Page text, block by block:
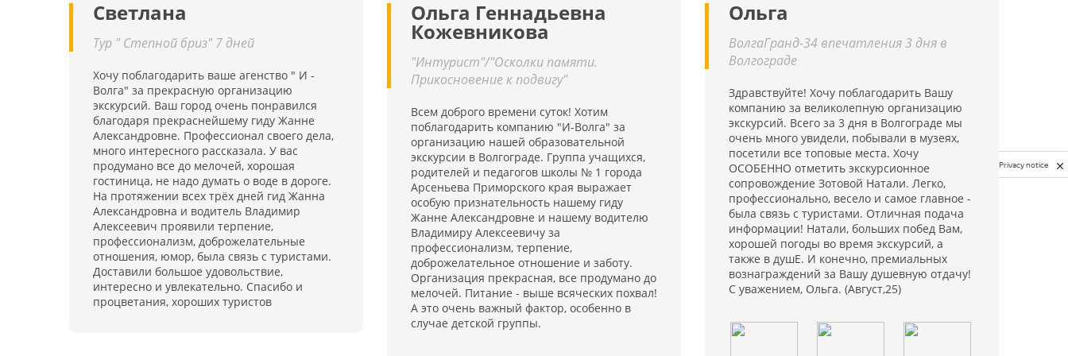
совместить оздоровительное лечение с приятным
досугом и отличной экологией.
Светлана
Тур " Степной бриз" 7 дней
Хочу поблагодарить ваше агенство " И -
Волга" за прекрасную организацию
экскурсий. Ваш город очень понравился
благодаря прекраснейшему гиду Жанне
Александровне. Профессионал своего дела,
много интересного рассказала. У вас
продумано все до мелочей, хорошая
гостиница, не надо думать о воде в дороге.
На протяжении всех трёх дней гид Жанна
Александровна и водитель Владимир
Алексеевич проявили терпение,
профессионализм, доброжелательные
отношения, юмор, была связь с туристами.
Доставили большое удовольствие,
интересно и увлекательно. Спасибо и
процветания, хороших туристов
Ольга Геннадьевна
Кожевникова
"Интурист"/"Осколки памяти.
Прикосновение к подвигу"
Всем доброго времени суток! Хотим
поблагодарить компанию "И-Волга" за
организацию нашей образовательной
экскурсии в Волгограде. Группа учащихся,
родителей и педагогов школы № 1 города
Арсеньева Приморского края выражает
особую признательность нашему гиду
Жанне Александровне и нашему водителю
Владимиру Алексеевичу за
профессионализм, терпение,
доброжелательное отношение и заботу.
Организация прекрасная, все продумано до
мелочей. Питание - выше всяческих похвал!
А это очень важный фактор, особенно в
случае детской группы.
Ольга
ВолгаГранд-34 впечатления 3 дня в
Волгограде
Здравствуйте! Хочу поблагодарить Вашу
компанию за великолепную организацию
экскурсий. Всего за 3 дня в Волгограде мы
очень много увидели, побывали в музеях,
посетили все топовые места. Хочу
ОСОБЕННО отметить экскурсионное
сопровождение Зотовой Натали. Легко,
профессионально, весело и самое главное -
была связь с туристами. Отличная подача
информации! Натали, больших побед Вам,
хорошей погоды во время экскурсий, а
также в душЕ. И конечно, премиальных
вознаграждений за Вашу душевную отдачу!
С уважением, Ольга. (Август,25)
Privacy notice